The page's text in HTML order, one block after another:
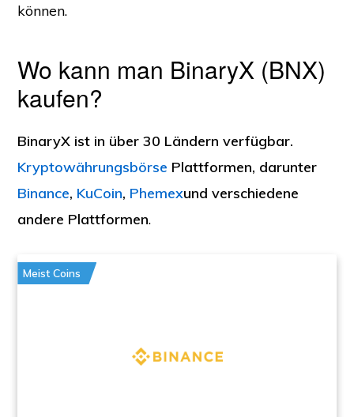
können.
Wo kann man BinaryX (BNX)
kaufen?
BinaryX ist in über 30 Ländern verfügbar.
Kryptowährungsbörse Plattformen, darunter
Binance, KuCoin, Phemexund verschiedene
andere Plattformen.
Meist Coins